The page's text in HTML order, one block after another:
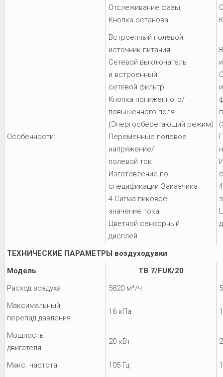
Отслеживание фазы,
Кнопка останова
Особенности:
Встроенный полевой
источник питания
Сетевой выключатель
и встроенный
сетевой фильтр
Кнопка пониженного/
повышенного поля
(Энергосберегающий режим)
Переменные полевое
напряжение/
полевой ток
Изготовление по
спецификации Заказчика
4 Сигма пиковое
значение тока
Цветной сенсорный
дисплей
ТЕХНИЧЕСКИЕ ПАРАМЕТРЫ воздуходувки
Модель
TB 7/FUK/20
Расход воздуха
5820 м³/ч
Максимальный
перепад давления
16 кПа
Мощность
двигателя
20 кВт
Макс. частота 105 Гц